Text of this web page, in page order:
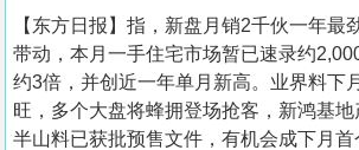
【东方日报】指，新盘月销2千伙一年最
带动，本月一手住宅市场暂已速录约
约3倍，并创近一年单月新高。业界料下
旺，多个大盘将蜂拥登场抢客，新鸿基
半山料已获批预售文件，有机会成下月首